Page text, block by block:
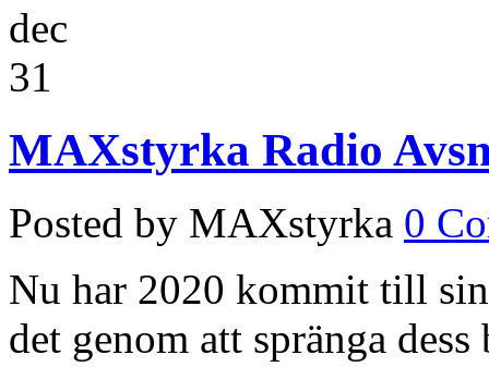
dec
31
MAXstyrka Radio
Posted by MAXstyrka 0
Nu har 2020 kommit till
det genom att spränga